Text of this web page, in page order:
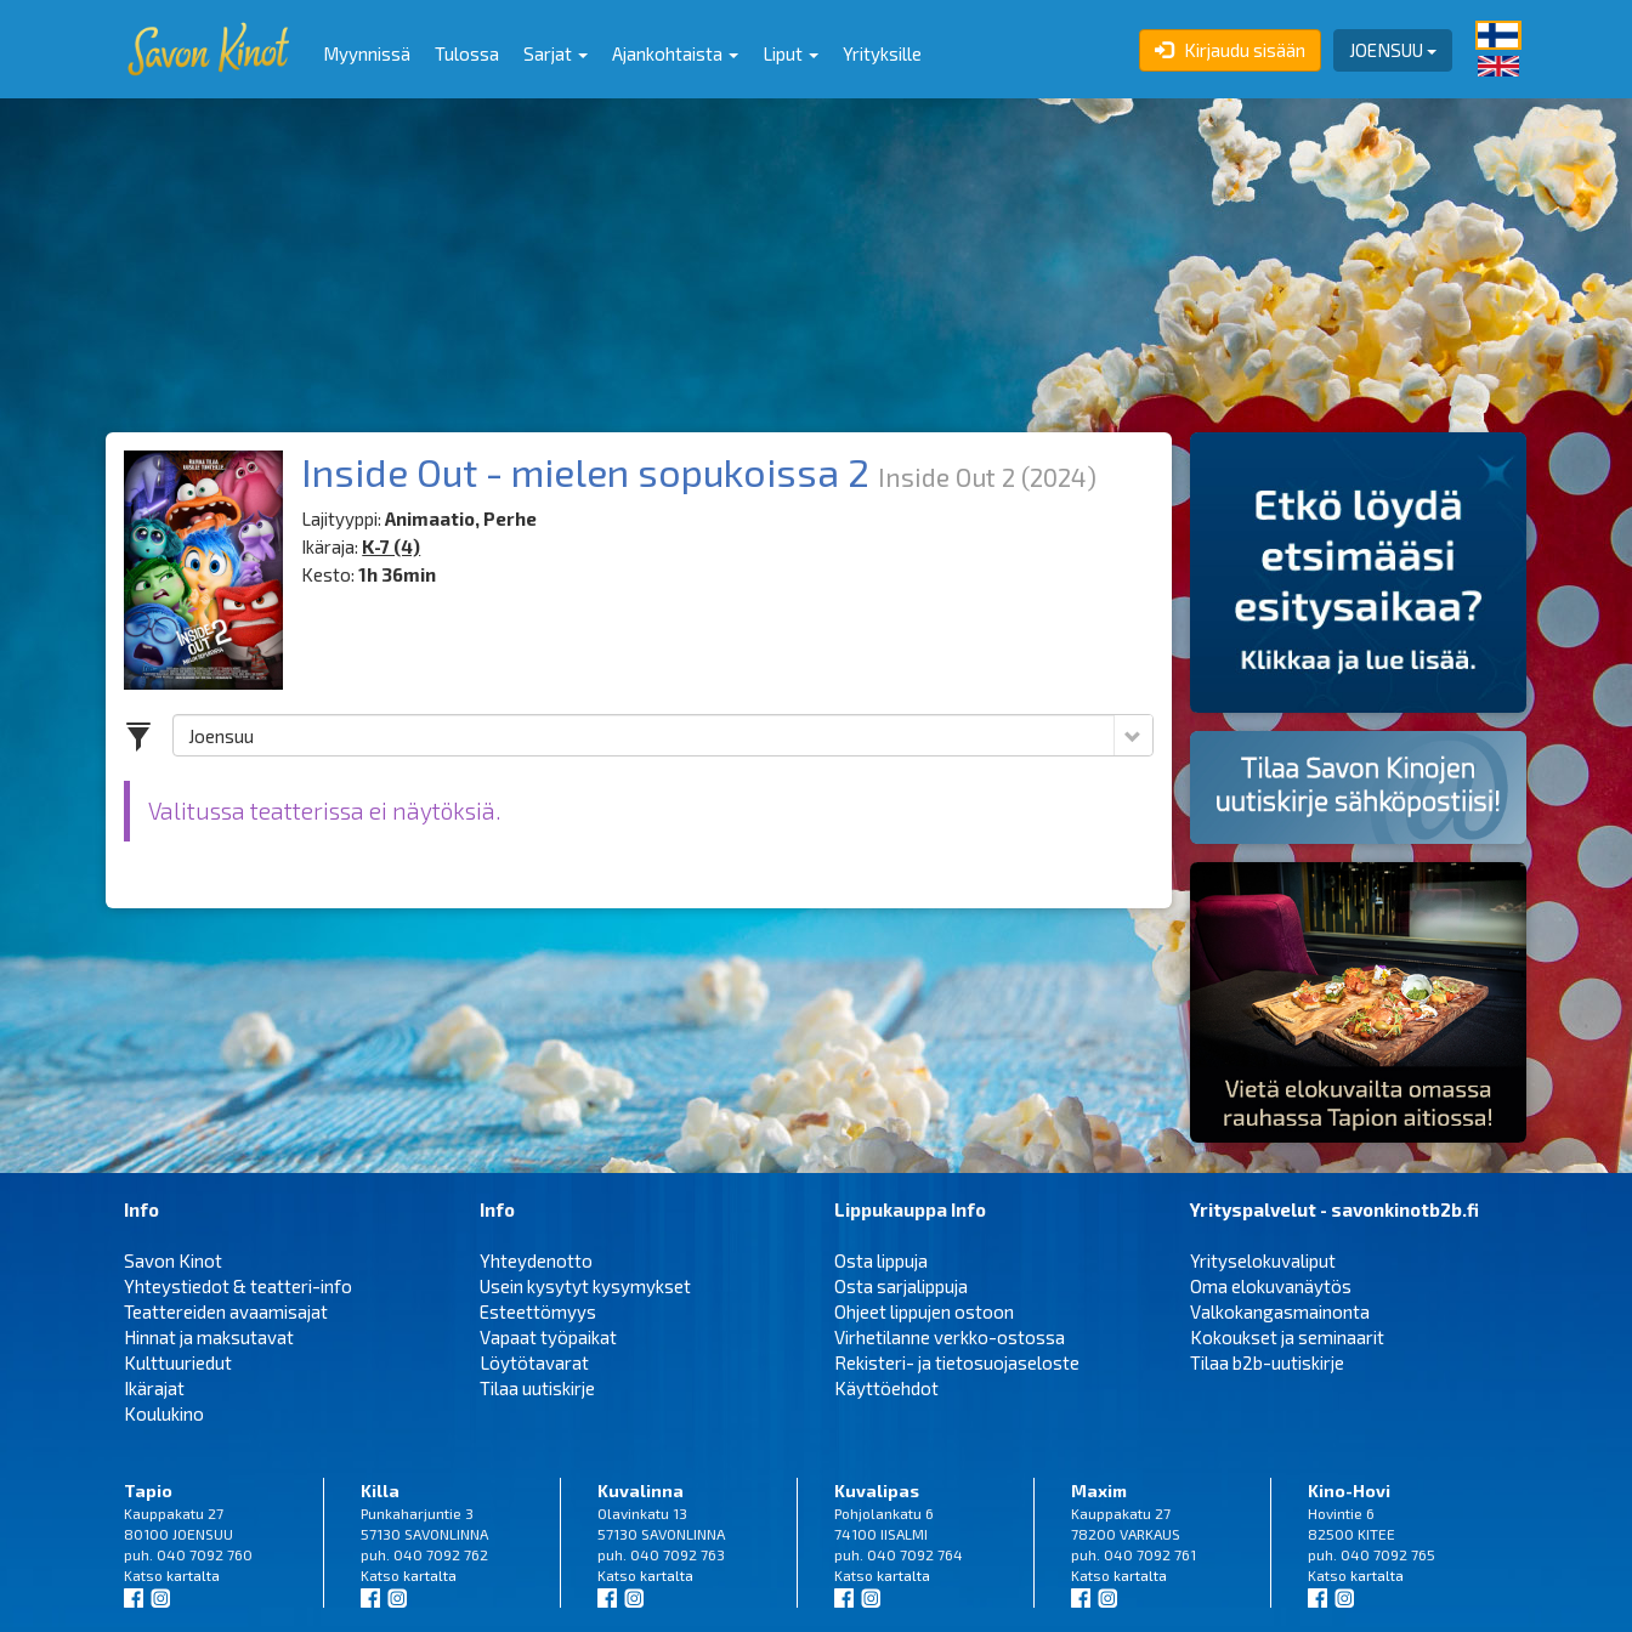
JOENSUU
Kirjaudu sisään
Myynnissä Tulossa Sarjat Ajankohtaista Liput Yrityksille
Inside Out - mielen sopukoissa 2 Inside Out 2 (2024)
Lajityyppi:Animaatio, Perhe
Ikäraja: K-7 (4)
Kesto:1h 36min
Valitussa teatterissa ei näytöksiä.
Info
Savon Kinot
Yhteystiedot & teatteri-info
Teattereiden avaamisajat
Hinnat ja maksutavat
Kulttuuriedut
Ikärajat
Koulukino
Info
Yhteydenotto
Usein kysytyt kysymykset
Esteettömyys
Vapaat työpaikat
Löytötavarat
Tilaa uutiskirje
Lippukauppa Info
Osta lippuja
Osta sarjalippuja
Ohjeet lippujen ostoon
Virhetilanne verkko-ostossa
Rekisteri- ja tietosuojaseloste
Käyttöehdot
Yrityspalvelut - savonkinotb2b.fi
Yrityselokuvaliput
Oma elokuvanäytös
Valkokangasmainonta
Kokoukset ja seminaarit
Tilaa b2b-uutiskirje
Tapio
Kauppakatu 27
80100 JOENSUU
puh. 040 7092 760
Katso kartalta
Killa
Punkaharjuntie 3
57130 SAVONLINNA
puh. 040 7092 762
Katso kartalta
Kuvalinna
Olavinkatu 13
57130 SAVONLINNA
puh. 040 7092 763
Katso kartalta
Kuvalipas
Pohjolankatu 6
74100 IISALMI
puh. 040 7092 764
Katso kartalta
Maxim
Kauppakatu 27
78200 VARKAUS
puh. 040 7092 761
Katso kartalta
Kino-Hovi
Hovintie 6
82500 KITEE
puh. 040 7092 765
Katso kartalta